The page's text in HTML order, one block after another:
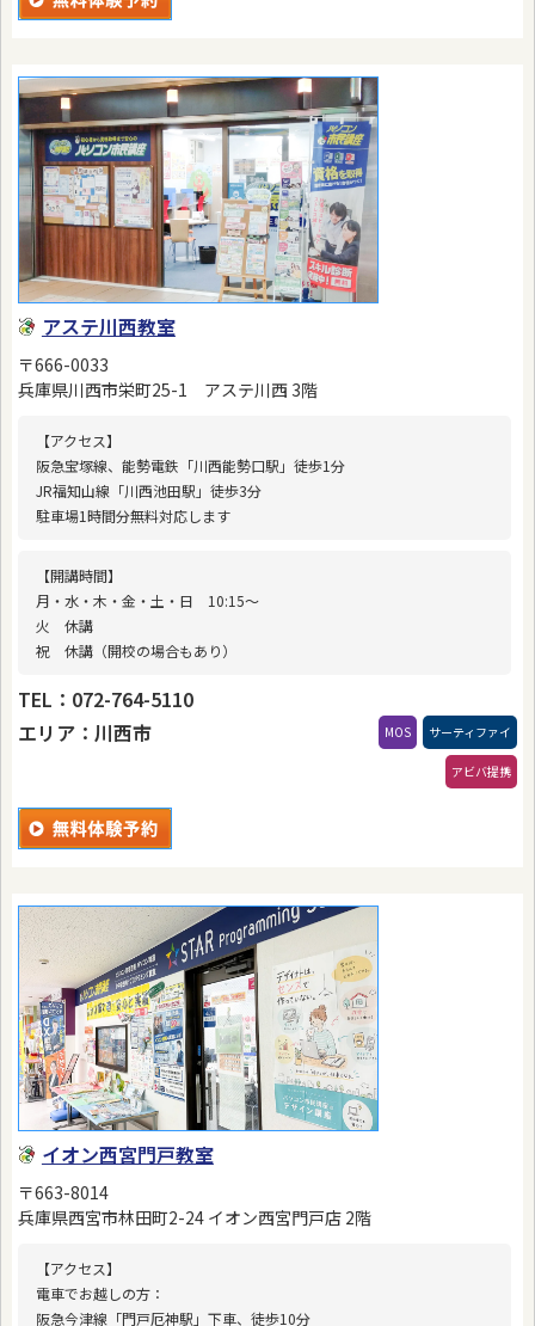
アステ川西教室
〒666-0033
兵庫県川西市栄町25-1 アステ川西 3階
【アクセス】
阪急宝塚線、能勢電鉄「川西能勢口駅」徒歩1分
JR福知山線「川西池田駅」徒歩3分
駐車場1時間分無料対応します
【開講時間】
月・水・木・金・土・日 10:15〜
火 休講
祝 休講（開校の場合もあり）
TEL：072-764-5110
エリア：川西市
サーティファイ
MOS
アビバ提携
イオン西宮門戸教室
〒663-8014
兵庫県西宮市林田町2-24 イオン西宮門戸店 2階
【アクセス】
電車でお越しの方：
阪急今津線「門戸厄神駅」下車、徒歩10分